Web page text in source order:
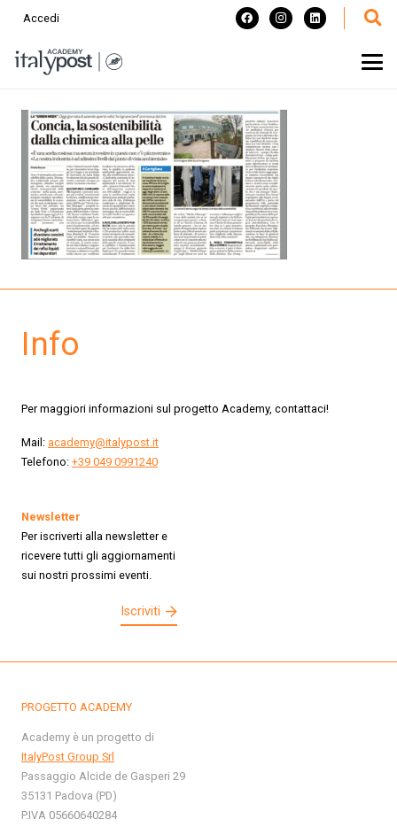
Accedi
Info
Per maggiori informazioni sul progetto Academy, contattaci!
Mail: academy@italypost.it
Telefono: +39 049 0991240
Newsletter
Per iscriverti alla newsletter e
ricevere tutti gli aggiornamenti
sui nostri prossimi eventi.
Iscriviti
PROGETTO ACADEMY
Academy è un progetto di
ItalyPost Group Srl
Passaggio Alcide de Gasperi 29
35131 Padova (PD)
P.IVA 05660640284